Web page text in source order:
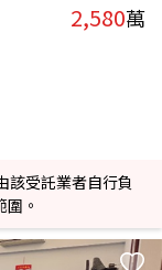
2,580萬
受託業者自行負
。